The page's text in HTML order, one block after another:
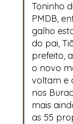
Toninho
PMDB,
galho
do pai,
prefeito,
o novo
voltam e
nos
mais
as 55